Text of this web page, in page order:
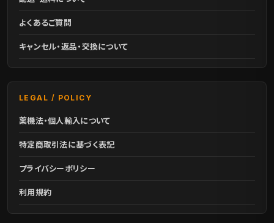
よくあるご質問
キャンセル・返品・交換について
LEGAL / POLICY
薬機法・個人輸入について
特定商取引法に基づく表記
プライバシーポリシー
利用規約